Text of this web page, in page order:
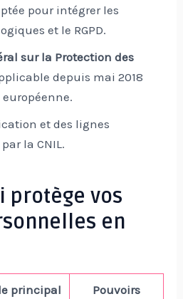
pour intégrer les
et le RGPD.
sur la Protection des
depuis mai 2018
et des lignes
la CNIL.
protège vos
en
principal Pouvoirs